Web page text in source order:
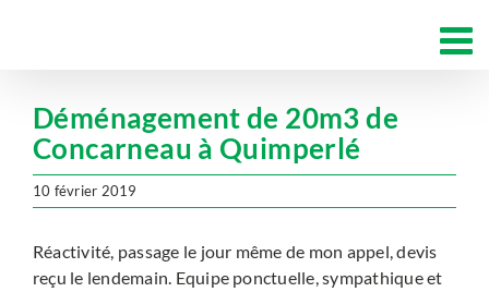
Déménagement de 20m3 de
Concarneau à Quimperlé
10 février 2019
Réactivité, passage le jour même de mon appel, devis
reçu le lendemain. Equipe ponctuelle, sympathique et